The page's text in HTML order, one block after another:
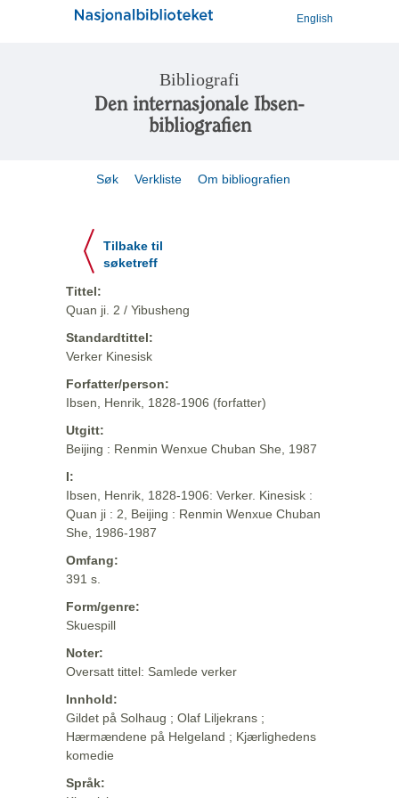
English
Bibliografi
Den internasjonale Ibsen-
bibliografien
Søk Verkliste Om bibliografien
Tilbake til
søketreff
Tittel:
Quan ji. 2 / Yibusheng
Standardtittel:
Verker Kinesisk
Forfatter/person:
Ibsen, Henrik, 1828-1906 (forfatter)
Utgitt:
Beijing : Renmin Wenxue Chuban She, 1987
I:
Ibsen, Henrik, 1828-1906: Verker. Kinesisk :
Quan ji : 2, Beijing : Renmin Wenxue Chuban
She, 1986-1987
Omfang:
391 s.
Form/genre:
Skuespill
Noter:
Oversatt tittel: Samlede verker
Innhold:
Gildet på Solhaug ; Olaf Liljekrans ;
Hærmændene på Helgeland ; Kjærlighedens
komedie
Språk: